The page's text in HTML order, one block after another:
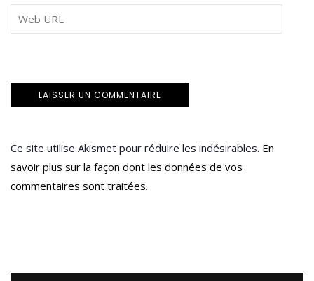
Ce site utilise Akismet pour réduire les indésirables. En
savoir plus sur la façon dont les données de vos
commentaires sont traitées.